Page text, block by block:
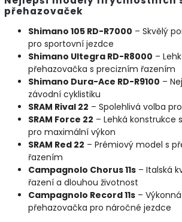
přehazovaček
Shimano 105 RD-R7000 – Skvělý
pro sportovní jezdce
Shimano Ultegra RD-R8000 –
přehazovačka s precizním řazením
Shimano Dura-Ace RD-R9100 –
závodní cyklistiku
SRAM Rival 22 – Spolehlivá volba
SRAM Force 22 – Lehká konstrukce
pro maximální výkon
SRAM Red 22 – Prémiový model s
řazením
Campagnolo Chorus 11s – Italská
řazení a dlouhou životnost
Campagnolo Record 11s –
přehazovačka pro náročné jezdce